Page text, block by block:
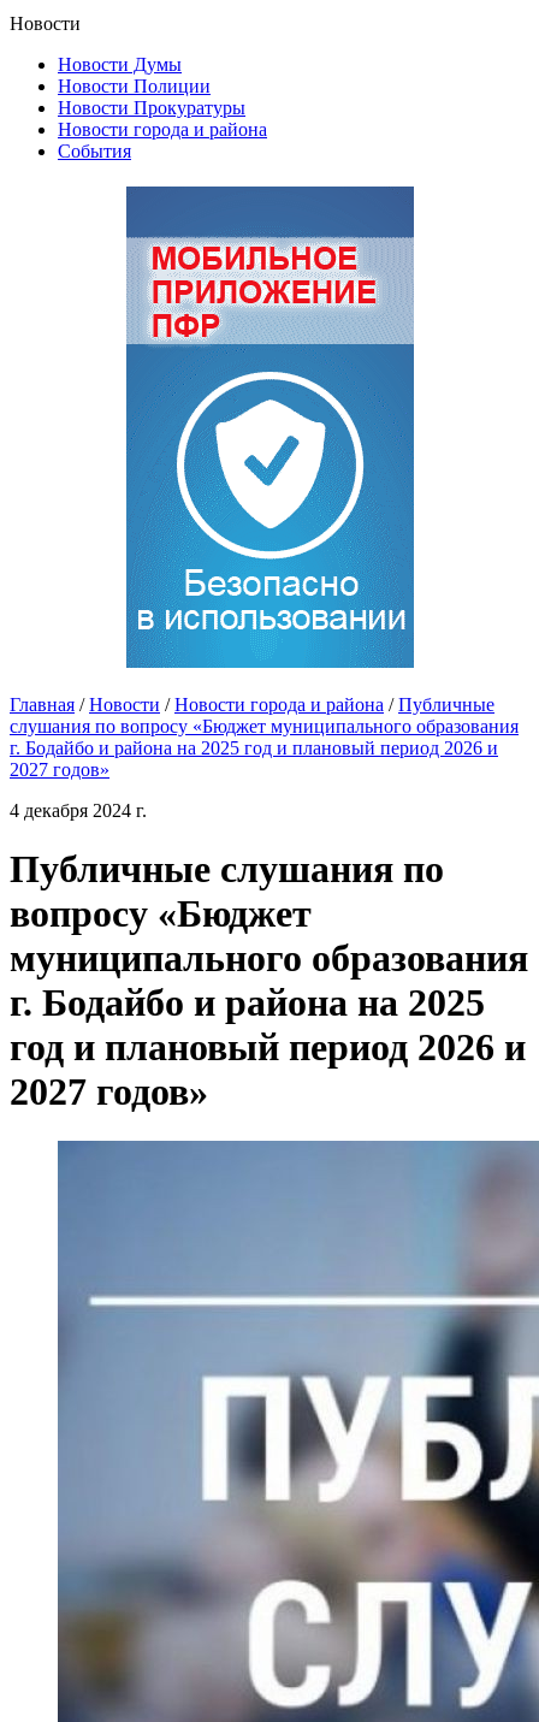
Новости
Новости Думы
Новости Полиции
Новости Прокуратуры
Новости города и района
События
Главная / Новости / Новости города и района / Публичные
слушания по вопросу «Бюджет муниципального образования
г. Бодайбо и района на 2025 год и плановый период 2026 и
2027 годов»
4 декабря 2024 г.
Публичные слушания по
вопросу «Бюджет
муниципального образования
г. Бодайбо и района на 2025
год и плановый период 2026 и
2027 годов»